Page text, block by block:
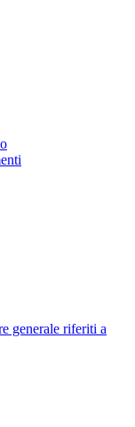
generale riferiti a